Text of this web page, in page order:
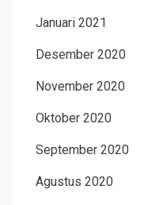
Januari 2021
Desember 2020
November 2020
Oktober 2020
September 2020
Agustus 2020